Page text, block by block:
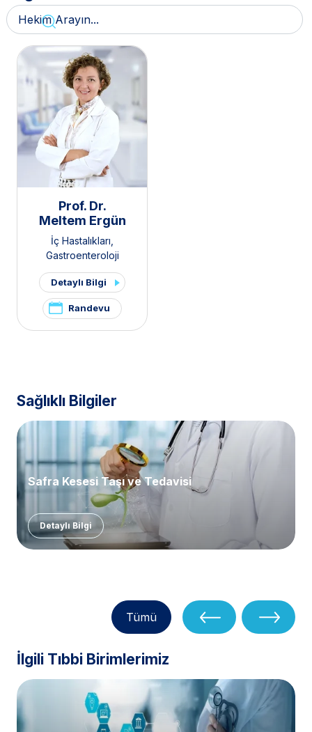
Prof. Dr.
Meltem Ergün
İç Hastalıkları,
Gastroenteroloji
Detaylı Bilgi
Randevu
Sağlıklı Bilgiler
Safra Kesesi Taşı ve Tedavisi
Detaylı Bilgi
Tümü
İlgili Tıbbi Birimlerimiz